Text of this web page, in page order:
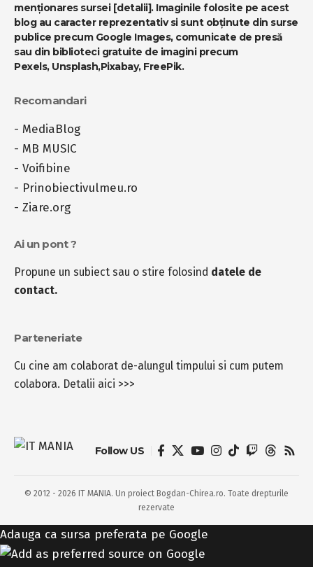
menționares sursei [detalii]. Imaginile folosite pe acest
blog au caracter reprezentativ si sunt obținute din surse
publice precum Google Images, comunicate de presă
sau din biblioteci gratuite de imagini precum
Pexels, Unsplash,Pixabay, FreePik.
Recomandari
- MediaBlog
- MB MUSIC
- Voifibine
- Prinobiectivulmeu.ro
- Ziare.org
Ai un pont ?
Propune un subiect sau o stire folosind datele de
contact.
Parteneriate
Cu cine am colaborat de-alungul timpului si cum putem
colabora. Detalii aici >>>
Follow US
© 2012 - 2026 IT MANIA. Un proiect Bogdan-Chirea.ro. Toate drepturile
rezervate
Adauga ca sursa preferata pe Google